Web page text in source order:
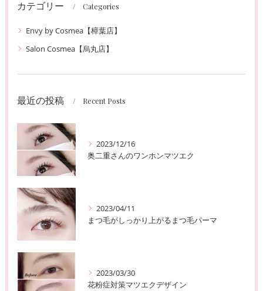
カテゴリー Categories
Envy by Cosmea【樟葉店】
Salon Cosmea【烏丸店】
最近の投稿 Recent Posts
2023/12/16
奥二重さんのワンホンマツエク
2023/04/11
まつ毛がしっかり上がるまつ毛パーマ
2023/03/30
花粉症対策マツエクデザイン